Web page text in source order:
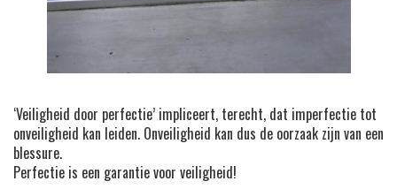
‘Veiligheid door perfectie’ impliceert, terecht, dat imperfectie tot
onveiligheid kan leiden. Onveiligheid kan dus de oorzaak zijn van een
blessure.
Perfectie is een garantie voor veiligheid!